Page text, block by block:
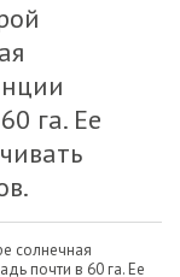
га. Ее
солнечная
почти в 60 га. Ее